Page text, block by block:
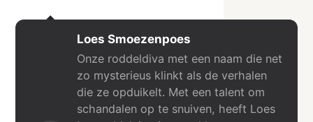
Loes Smoezenpoes
Onze roddeldiva met een naam die net
zo mysterieus klinkt als de verhalen
die ze opduikelt. Met een talent om
schandalen op te snuiven, heeft Loes